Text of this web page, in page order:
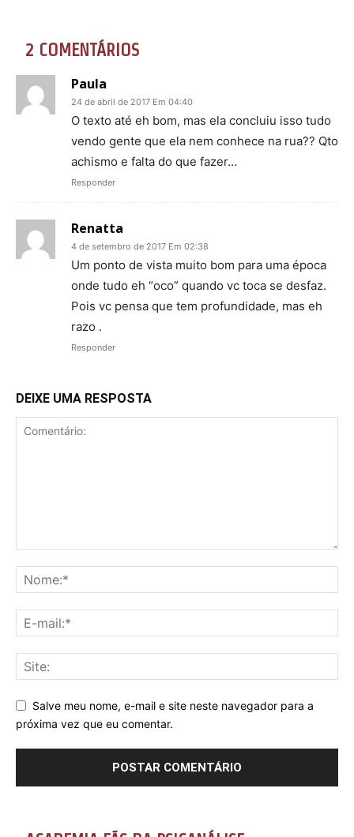
2 COMENTÁRIOS
Paula
24 de abril de 2017 Em 04:40
O texto até eh bom, mas ela concluiu isso tudo
vendo gente que ela nem conhece na rua?? Qto
achismo e falta do que fazer…
Responder
Renatta
4 de setembro de 2017 Em 02:38
Um ponto de vista muito bom para uma época
onde tudo eh “oco” quando vc toca se desfaz.
Pois vc pensa que tem profundidade, mas eh
razo .
Responder
DEIXE UMA RESPOSTA
Salve meu nome, e-mail e site neste navegador para a
próxima vez que eu comentar.